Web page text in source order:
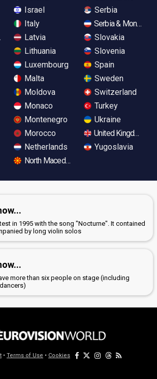
Israel
Italy
Latvia
Lithuania
Luxembourg
Malta
Moldova
Monaco
Montenegro
Morocco
Netherlands
North Macedonia
Serbia
Serbia &
Slovakia
Slovenia
Spain
Sweden
Switzerland
Turkey
Ukraine
United Kingdom
Yugoslavia
in 1995 with the song "Nocturne". It contained
by long violin solos
more than six people on stage (including
• Terms of Use • Cookies